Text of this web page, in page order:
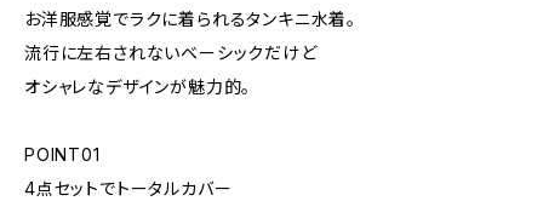
お洋服感覚でラクに着られるタンキニ水着。
流行に左右されないベーシックだけど
オシャレなデザインが魅力的。
POINT01
4点セットでトータルカバー